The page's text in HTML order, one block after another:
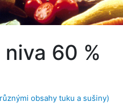
60 %
obsahy tuku a sušiny)